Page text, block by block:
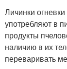
Личинки
употребляют в
продукты
наличию в их
переваривать